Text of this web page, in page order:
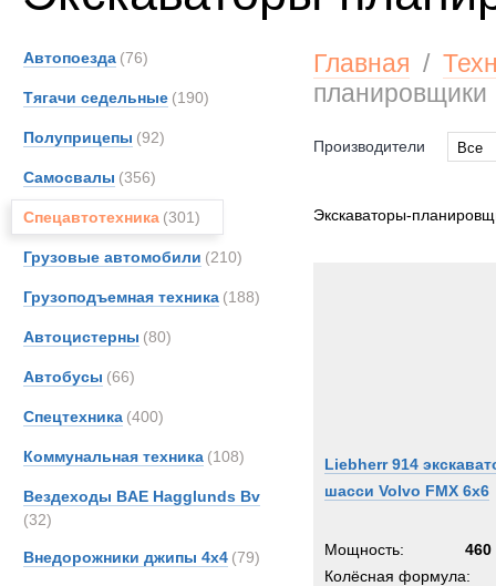
Автопоезда (76)
Тягачи седельные (190)
Полуприцепы (92)
Самосвалы (356)
Спецавтотехника (301)
Грузовые автомобили (210)
Грузоподъемная техника (188)
Автоцистерны (80)
Автобусы (66)
Спецтехника (400)
Коммунальная техника (108)
Вездеходы BAE Hagglunds Bv
(32)
Внедорожники джипы 4х4 (79)
Главная /
планировщики
Производители
Все
Экскаваторы-
Liebherr 914
шасси Volvo FMX 6x6
Мощность:
460
Колёсная формула: